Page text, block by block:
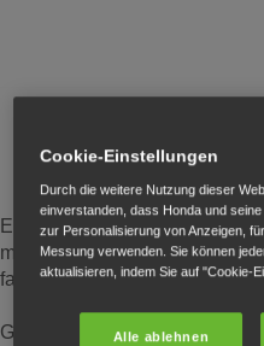
Erleben Sie das präzise,
mit 18-Zoll-Felgen,
fahrerfokussierten Innenraum,
Genießen Sie die sanfte,
Cookie-Einstellungen
Durch die weitere Nutzung dieser
einverstanden, dass Honda und
zur Personalisierung von Anzeigen,
Messung verwenden. Sie können
aktualisieren, indem Sie auf "Cookie-
Alle ablehnen